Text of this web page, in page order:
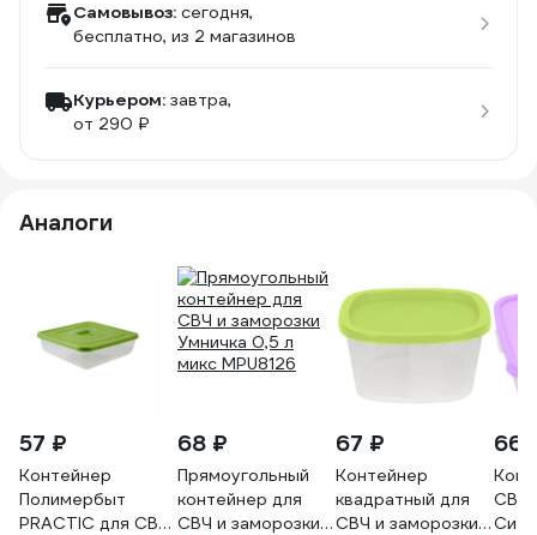
Самовывоз: сегодня,
бесплатно, из 2 магазинов
Курьером: завтра,
от 290 ₽
Аналоги
57 ₽
Контейнер
Полимербыт
PRACTIC для СВЧ,
68 ₽
Прямоугольный
контейнер для
СВЧ и заморозки
67 ₽
Контейнер
квадратный для
СВЧ и заморозки
66
СВЧ